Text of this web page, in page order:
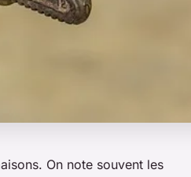
On note souvent les